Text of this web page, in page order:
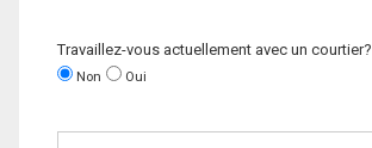
Travaillez-vous actuellement avec un courtier?
Non Oui